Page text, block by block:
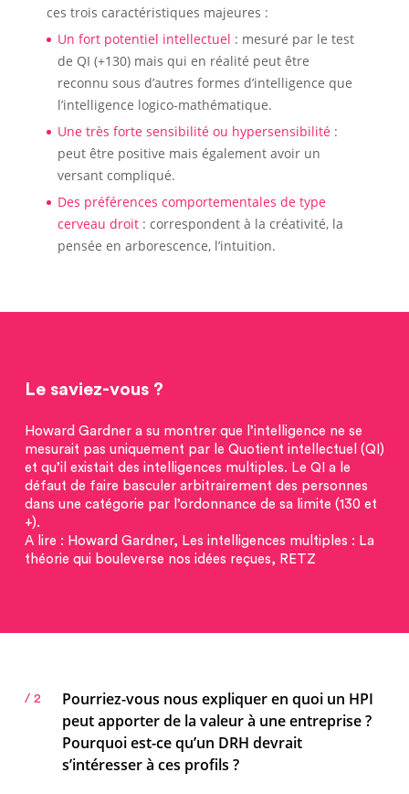
ces trois caractéristiques majeures :
Un fort potentiel intellectuel : mesuré par le test
de QI (+130) mais qui en réalité peut être
reconnu sous d’autres formes d’intelligence que
l’intelligence logico-mathématique.
Une très forte sensibilité ou hypersensibilité:
peut être positive mais également avoir un
versant compliqué.
Des préférences comportementales de type
cerveau droit: correspondent à la créativité, la
pensée en arborescence, l’intuition.
Le saviez-vous ?
Howard Gardner a su montrer que l’intelligence ne se
mesurait pas uniquement par le Quotient intellectuel (QI)
et qu’il existait des intelligences multiples. Le QI a le
défaut de faire basculer arbitrairement des personnes
dans une catégorie par l’ordonnance de sa limite (130 et
+).
A lire : Howard Gardner, Les intelligences multiples : La
théorie qui bouleverse nos idées reçues, RETZ
/ 2
Pourriez-vous nous expliquer en quoi un HPI
peut apporter de la valeur à une entreprise ?
Pourquoi est-ce qu’un DRH devrait
s’intéresser à ces profils ?